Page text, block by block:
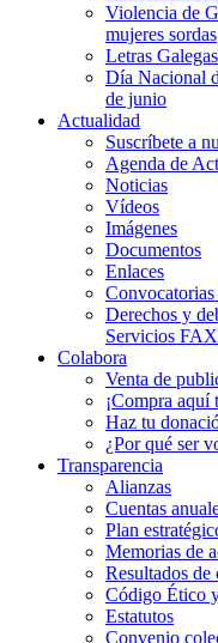
Violencia de
mujeres sordas
Letras Galegas
Día Nacional
de junio
Actualidad
Suscríbete a
Agenda de
Noticias
Vídeos
Imágenes
Documentos
Enlaces
Derechos y
Servicios
Colabora
Venta de
¡Compra
Haz tu
¿Por qué ser
Transparencia
Alianzas
Cuentas
Plan
Memorias de
Resultados de
Código Ético
Estatutos
Convenio